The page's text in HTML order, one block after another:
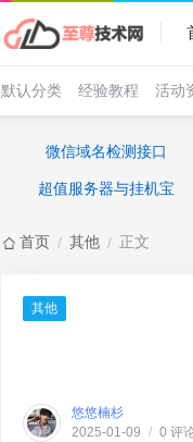
默认分类 经验教程 活动
微信域名检测接口
超值服务器与挂机宝
首页 / 其他 / 正文
其他
悠悠楠杉
2025-01-09 / 0 评